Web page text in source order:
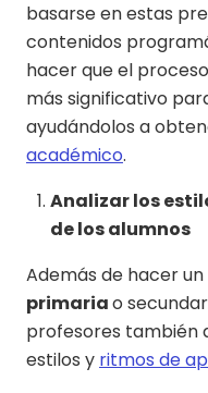
basarse en estas
contenidos
hacer que el
más significativo
ayudándolos a
académico.
Analizar los
de los alumnos
Además de hacer un
primariao
profesores también
estilos y ritmos de